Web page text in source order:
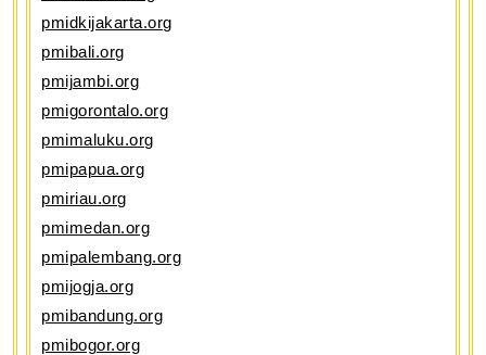
pmidkijakarta.org
pmibali.org
pmijambi.org
pmigorontalo.org
pmimaluku.org
pmipapua.org
pmiriau.org
pmimedan.org
pmipalembang.org
pmijogja.org
pmibandung.org
pmibogor.org